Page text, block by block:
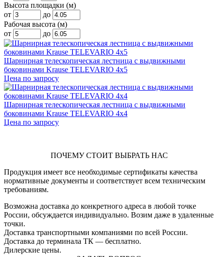
Высота площадки (м)
от
до
Рабочая высота (м)
от
до
Шарнирная телескопическая лестница с выдвижными
боковинами Krause TELEVARIO 4х5
Цена по запросу
Шарнирная телескопическая лестница с выдвижными
боковинами Krause TELEVARIO 4х4
Цена по запросу
ПОЧЕМУ СТОИТ ВЫБРАТЬ НАС
Продукция имеет все необходимые сертификаты качества
нормативные документы и соответствует всем техническим
требованиям.
Возможна доставка до конкретного адреса в любой точке
России, обсуждается индивидуально. Возим даже в удаленные
точки.
Доставка транспортными компаниями по всей России.
Доставка до терминала ТК — бесплатно.
Дилерские цены.